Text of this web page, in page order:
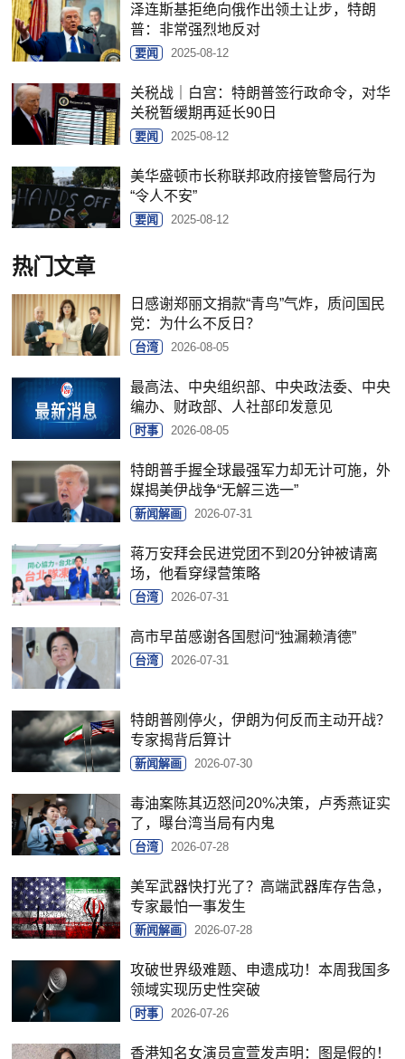
泽连斯基拒绝向俄作出领土让步，特朗
普：非常强烈地反对
要闻 2025-08-12
关税战｜白宫：特朗普签行政命令，对华
关税暂缓期再延长90日
要闻 2025-08-12
美华盛顿市长称联邦政府接管警局行为
“令人不安”
要闻 2025-08-12
热门文章
日感谢郑丽文捐款“青鸟”气炸，质问国民
党：为什么不反日？
台湾 2026-08-05
最高法、中央组织部、中央政法委、中央
编办、财政部、人社部印发意见
时事 2026-08-05
特朗普手握全球最强军力却无计可施，外
媒揭美伊战争“无解三选一”
新闻解画 2026-07-31
蒋万安拜会民进党团不到20分钟被请离
场，他看穿绿营策略
台湾 2026-07-31
高市早苗感谢各国慰问“独漏赖清德”
台湾 2026-07-31
特朗普刚停火，伊朗为何反而主动开战？
专家揭背后算计
新闻解画 2026-07-30
毒油案陈其迈怒问20%决策，卢秀燕证实
了，曝台湾当局有内鬼
台湾 2026-07-28
美军武器快打光了？高端武器库存告急，
专家最怕一事发生
新闻解画 2026-07-28
攻破世界级难题、申遗成功！本周我国多
领域实现历史性突破
时事 2026-07-26
香港知名女演员宣萱发声明：图是假的！